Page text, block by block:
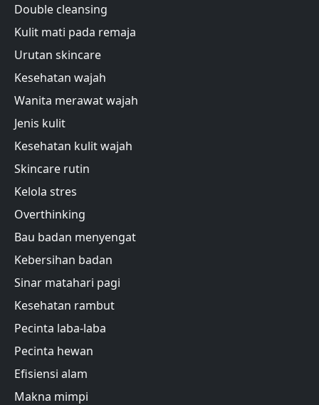
Double cleansing
Kulit mati pada remaja
Urutan skincare
Kesehatan wajah
Wanita merawat wajah
Jenis kulit
Kesehatan kulit wajah
Skincare rutin
Kelola stres
Overthinking
Bau badan menyengat
Kebersihan badan
Sinar matahari pagi
Kesehatan rambut
Pecinta laba-laba
Pecinta hewan
Efisiensi alam
Makna mimpi